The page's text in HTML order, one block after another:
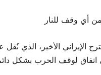
أي وقف للنار
الإيراني الأخير، الذي
لوقف الحرب بشكل